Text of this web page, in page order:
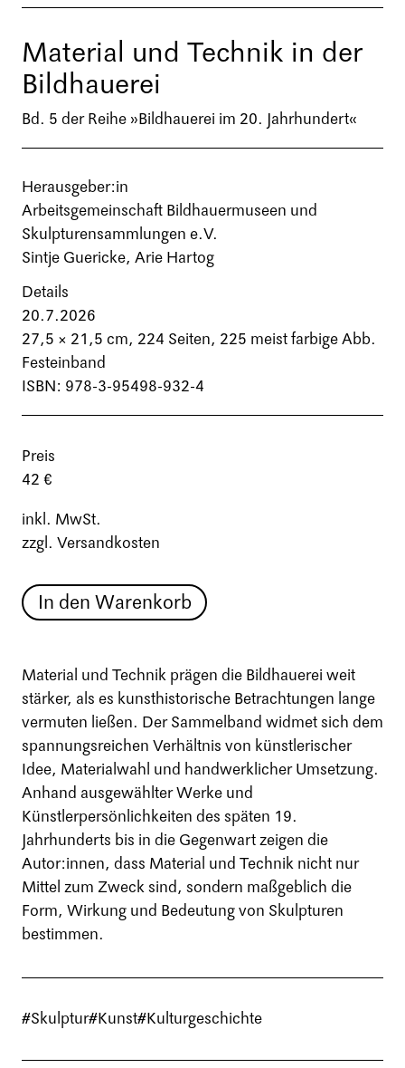
Material und Technik in der
Bildhauerei
Bd. 5 der Reihe »Bildhauerei im 20. Jahrhundert«
Herausgeber:in
Arbeitsgemeinschaft Bildhauermuseen und
Skulpturensammlungen e.V.
Sintje Guericke, Arie Hartog
Details
20.7.2026
27,5 × 21,5 cm, 224 Seiten, 225 meist farbige Abb.
Festeinband
ISBN: 978-3-95498-932-4
Preis
42 €
inkl. MwSt.
zzgl. Versandkosten
In den Warenkorb
Material und Technik prägen die Bildhauerei weit
stärker, als es kunsthistorische Betrachtungen lange
vermuten ließen. Der Sammelband widmet sich dem
spannungsreichen Verhältnis von künstlerischer
Idee, Materialwahl und handwerklicher Umsetzung.
Anhand ausgewählter Werke und
Künstlerpersönlichkeiten des späten 19.
Jahrhunderts bis in die Gegenwart zeigen die
Autor:innen, dass Material und Technik nicht nur
Mittel zum Zweck sind, sondern maßgeblich die
Form, Wirkung und Bedeutung von Skulpturen
bestimmen.
#Skulptur#Kunst#Kulturgeschichte